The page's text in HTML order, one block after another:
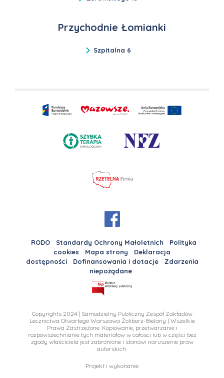
Przychodnie Łomianki
Szpitalna 6
RODO Standardy Ochrony Małoletnich
Polityka
cookies
Mapa strony
Deklaracja
dostępności
Dofinansowania i dotacje
Zdarzenia
niepożądane
Copyrights 2024 | Samodzielny Publiczny Zespół Zakładów
Lecznictwa Otwartego Warszawa Żoliborz-Bielany | Wszelkie
Prawa Zastrzeżone. Kopiowanie, przetwarzanie i
rozpowszechnianie tych materiałow w całosci lub w części bez
zgody właściciela jest zabronione i stanowi naruszenie praw
autorskich.
Projekt i wykonanie